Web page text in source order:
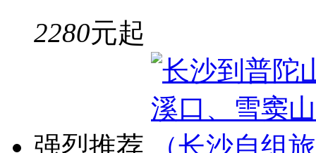
2280元起
强烈推荐